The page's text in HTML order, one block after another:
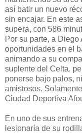
así batir un nuevo
sin encajar. En este
supera, con 586
Por su parte, a
oportunidades en el
animando a su
suplente del Celta,
ponerse bajo palos,
amistosos.
Ciudad Deportiva
En uno de sus
lesionaría de su